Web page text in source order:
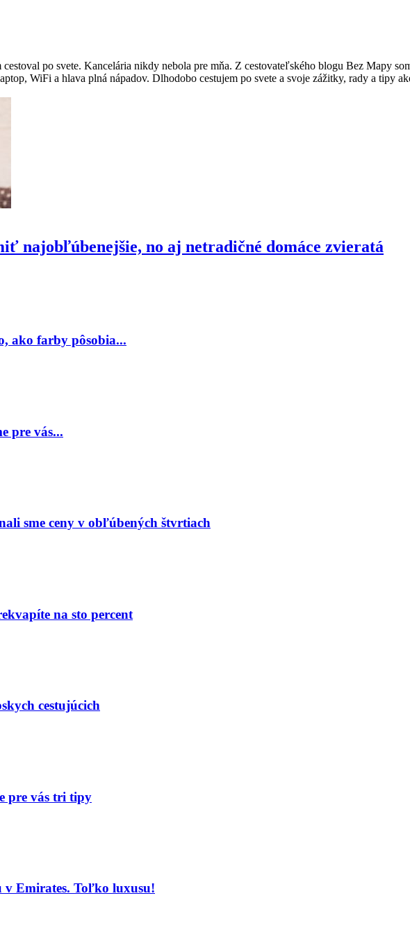
po svete. Kancelária nikdy nebola pre mňa. Z cestovateľského blogu Bez Mapy
WiFi a hlava plná nápadov. Dlhodobo cestujem po svete a svoje zážitky, rady a tipy
najobľúbenejšie, no aj netradičné domáce zvieratá
ako farby pôsobia...
pre vás...
sme ceny v obľúbených štvrtiach
na sto percent
cestujúcich
pre vás tri tipy
v Emirates. Toľko luxusu!